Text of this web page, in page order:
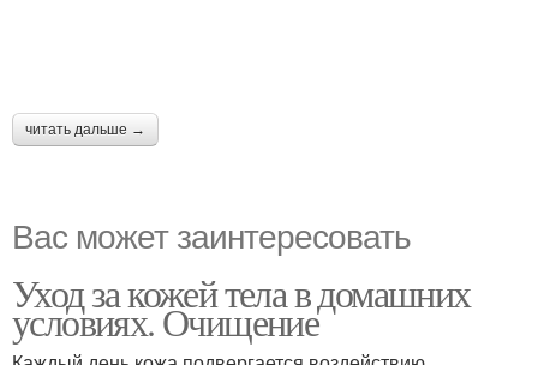
читать дальше →
Вас может заинтересовать
Уход за кожей тела в домашних
условиях. Очищение